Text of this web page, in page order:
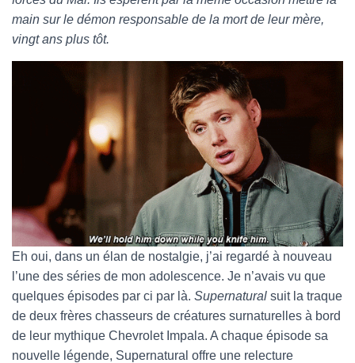
main sur le démon responsable de la mort de leur mère,
vingt ans plus tôt.
Eh oui, dans un élan de nostalgie, j’ai regardé à nouveau
l’une des séries de mon adolescence. Je n’avais vu que
quelques épisodes par ci par là. Supernatural suit la traque
de deux frères chasseurs de créatures surnaturelles à bord
de leur mythique Chevrolet Impala. A chaque épisode sa
nouvelle légende, Supernatural offre une relecture